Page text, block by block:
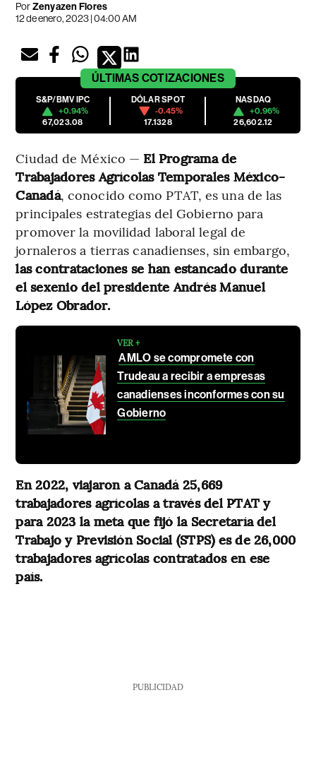
PorZenyazen Flores
12 de enero, 2023 | 04:00 AM
ÚLTIMAS COTIZACIONES
S&P/BMV IPC
+0.94%
67,023.08
DÓLAR SPOT
-0.45%
17.1328
NASDAQ
+0.96%
26,602.12
Ciudad de México — El Programa de
Trabajadores Agrícolas Temporales México-
Canadá, conocido como PTAT, es una de las
principales estrategias del Gobierno para
promover la movilidad laboral legal de
jornaleros a tierras canadienses, sin embargo,
las contrataciones se han estancado durante
el sexenio del presidente Andrés Manuel
López Obrador.
VER +
AMLO se compromete con
Trudeau a recibir a empresas
canadienses inconformes con su
Gobierno
En 2022, viajaron a Canadá 25,669
trabajadores agrícolas a través del PTAT y
para 2023 la meta que fijó la Secretaría del
Trabajo y Previsión Social (STPS) es de 26,000
trabajadores agrícolas contratados en ese
país.
PUBLICIDAD